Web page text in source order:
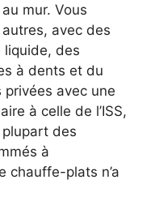
mur. Vous
avec des
liquide, des
à dents et du
avec une
à celle de l’ISS,
des
à
chauffe-plats n’a